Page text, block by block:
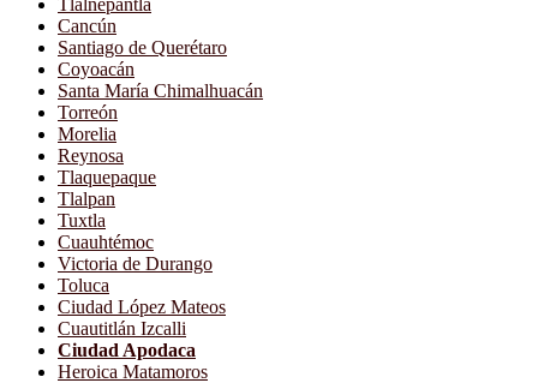
Cancún
Santiago de Querétaro
Coyoacán
Santa María Chimalhuacán
Torreón
Morelia
Reynosa
Tlaquepaque
Tlalpan
Tuxtla
Cuauhtémoc
Victoria de Durango
Toluca
Ciudad López Mateos
Cuautitlán Izcalli
Ciudad Apodaca
Heroica Matamoros